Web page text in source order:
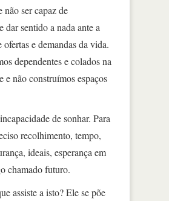
não ser capaz de
dar sentido a nada ante a
ofertas e demandas da vida.
dependentes e colados na
e não construímos espaços
de sonhar. Para
recolhimento, tempo,
ideais, esperança em
chamado futuro.
assiste a isto? Ele se põe